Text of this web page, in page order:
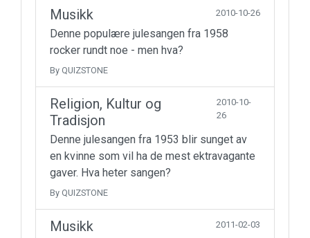
Musikk 2010-10-26
Denne populære julesangen fra 1958
rocker rundt noe - men hva?
By QUIZSTONE
Religion, Kultur og
Tradisjon
2010-10-
26
Denne julesangen fra 1953 blir sunget av
en kvinne som vil ha de mest ektravagante
gaver. Hva heter sangen?
By QUIZSTONE
Musikk 2011-02-03